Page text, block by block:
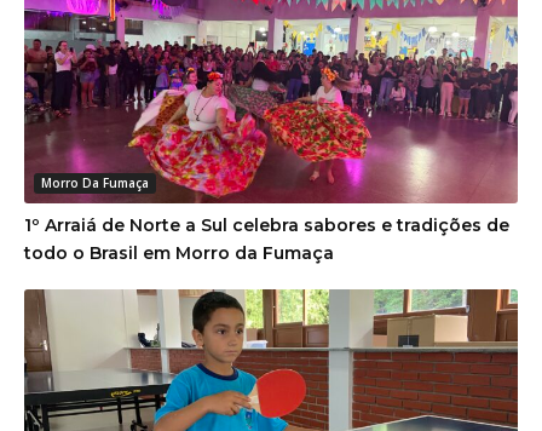
Morro Da Fumaça
1º Arraiá de Norte a Sul celebra sabores e tradições de
todo o Brasil em Morro da Fumaça